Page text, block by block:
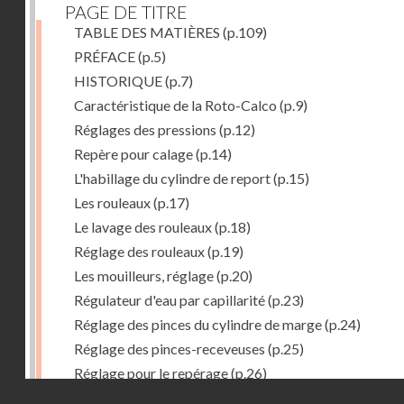
PAGE DE TITRE
TABLE DES MATIÈRES (p.109)
PRÉFACE(p.5)
HISTORIQUE(p.7)
Caractéristique de la Roto-Calco (p.9)
Réglages des pressions (p.12)
Repère pour calage(p.14)
L'habillage du cylindre de report(p.15)
Les rouleaux(p.17)
Le lavage des rouleaux(p.18)
Réglage des rouleaux(p.19)
Les mouilleurs, réglage(p.20)
Régulateur d'eau par capillarité(p.23)
Réglage des pinces du cylindre de marge(p.24)
Réglage des pinces-receveuses (p.25)
Réglage pour le repérage(p.26)